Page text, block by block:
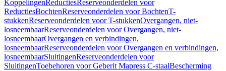
KoppelingenReductiesReserveonderdelen voor
ReductiesBochtenReserveonderdelen voor BochtenT-
stukkenReserveonderdelen voor T-stukkenOvergangen, niet-
losneembaarReserveonderdelen voor Overgangen, niet-
losneembaarOvergangen en verbindingen,
losneembaarReserveonderdelen voor Overgangen en verbindingen,
losneembaarSluitingenReserveonderdelen voor
SluitingenToebehoren voor Geberit Mapress C-staalBescherming